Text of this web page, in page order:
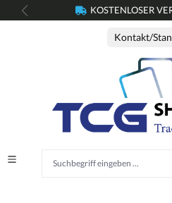
springen KOSTENLOSER
Kontakt/